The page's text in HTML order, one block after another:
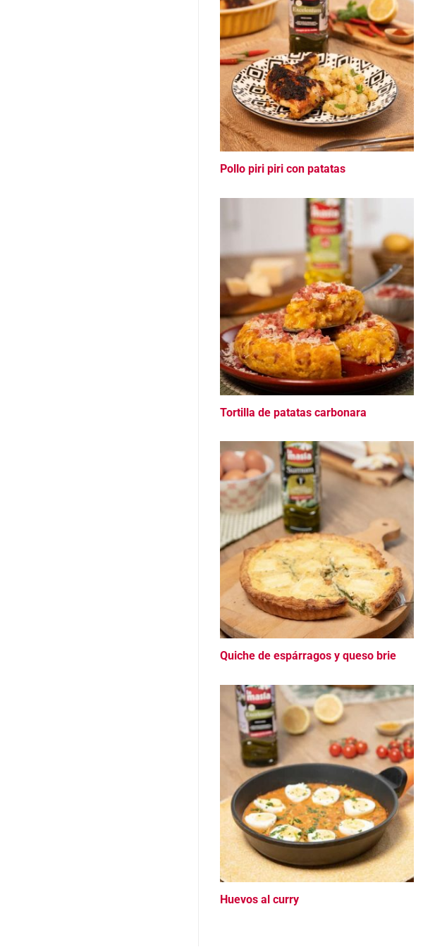
Pollo piri piri con patatas
Tortilla de patatas carbonara
Quiche de espárragos y queso brie
Huevos al curry